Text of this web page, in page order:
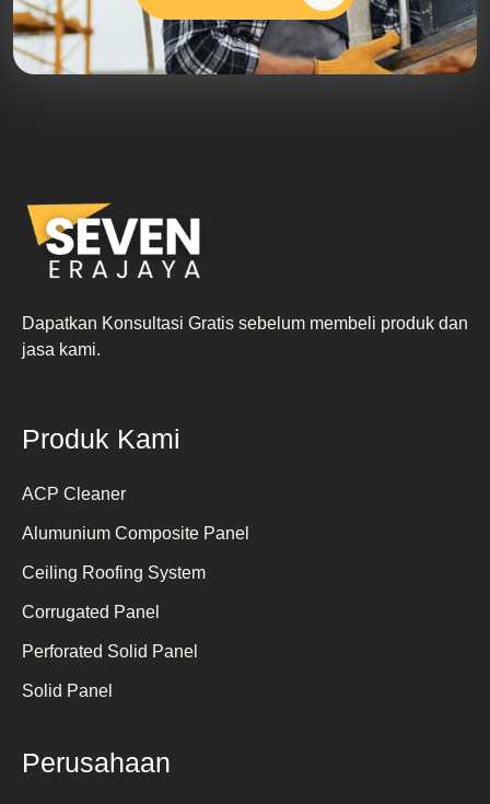
Dapatkan Konsultasi Gratis sebelum membeli produk dan
jasa kami.
Produk Kami
ACP Cleaner
Alumunium Composite Panel
Ceiling Roofing System
Corrugated Panel
Perforated Solid Panel
Solid Panel
Perusahaan